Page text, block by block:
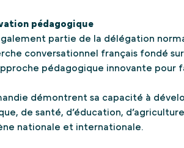
pédagogique
partie de la délégation
conversationnel français fondé
pédagogique innovante pour
démontrent sa capacité à
de santé, d’éducation,
nationale et internationale.